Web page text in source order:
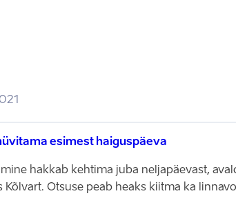
esimest haiguspäeva
hakkab kehtima juba neljapäevast,
Otsuse peab heaks kiitma ka